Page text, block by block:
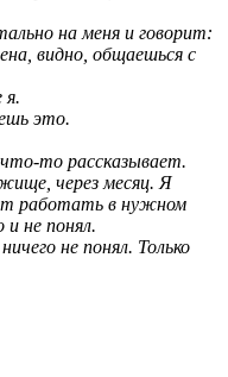
на меня и говорит:
видно, общаешься с
я.
это.
то рассказывает.
через месяц. Я
работать в нужном
и не понял.
не понял. Только